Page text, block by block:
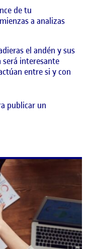
de tu
a analizas
el andén y sus
será interesante
entre si y con
publicar un